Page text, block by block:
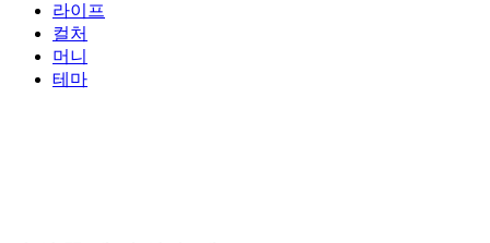
라이프
컬처
머니
테마